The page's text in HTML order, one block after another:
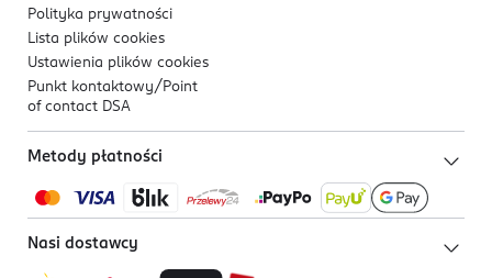
Polityka prywatności
Lista plików cookies
Ustawienia plików cookies
Punkt kontaktowy/ Point
of contact DSA
Metody płatności
Nasi dostawcy